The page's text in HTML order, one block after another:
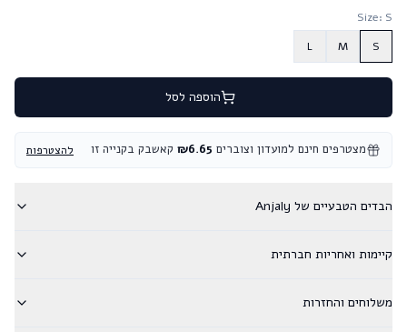
Size: S
S
M
L
הוספה לסל
מצטרפים חינם למועדון וצוברים ₪6.65 קאשבק בקנייה זו להצטרפות
הבדים הטבעיים של Anjaly
קיימות ואחריות חברתית
משלוחים והחזרות